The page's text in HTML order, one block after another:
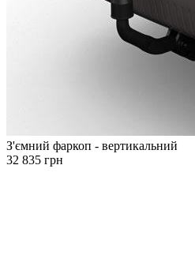
З'ємний фаркоп - вертикальний
32 835 грн